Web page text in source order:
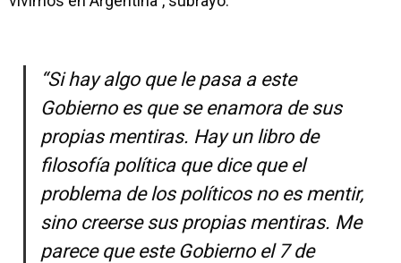
“Si hay algo que le pasa a este
Gobierno es que se enamora de sus
propias mentiras. Hay un libro de
filosofía política que dice que el
problema de los políticos no es mentir,
sino creerse sus propias mentiras. Me
parece que este Gobierno el 7 de